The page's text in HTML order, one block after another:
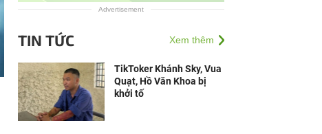
Advertisement
TIN TỨC Xem thêm
TikToker Khánh Sky, Vua
Quạt, Hồ Văn Khoa bị
khởi tố